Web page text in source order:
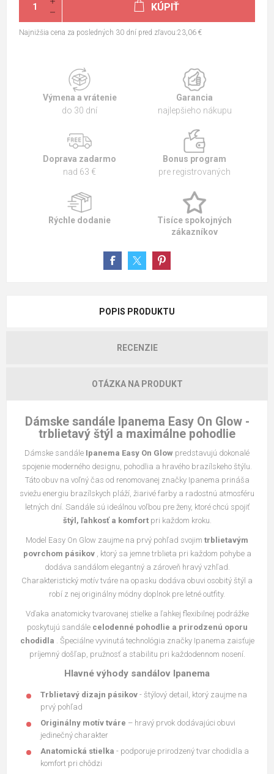
KÚPIŤ
Najnižšia cena za posledných 30 dní pred zľavou:23,06 €
Výmena a vrátenie
do 30 dní
Garancia
najlepšieho nákupu
Doprava zadarmo
nad 63 €
Bonus program
pre registrovaných
Rýchle dodanie
Tisíce spokojných
zákazníkov
POPIS PRODUKTU
RECENZIE
OTÁZKA NA PRODUKT
Dámske sandále Ipanema Easy On Glow -
trblietavý štýl a maximálne pohodlie
Dámske sandále Ipanema Easy On Glow predstavujú dokonalé
spojenie moderného designu, pohodlia a hravého brazílskeho štýlu.
Táto obuv na voľný čas od renomovanej značky Ipanema prináša
sviežu energiu brazílskych pláží, žiarivé farby a radostnú atmosféru
letných dní. Sandále sú ideálnou voľbou pre ženy, ktoré chcú spojiť
štýl, ľahkosť a komfortpri každom kroku.
Model Easy On Glow zaujme na prvý pohľad svojim trblietavým
povrchom pásikov, ktorý sa jemne trblieta pri každom pohybe a
dodáva sandálom elegantný a zároveň hravý vzhľad.
Charakteristický motív tváre na opasku dodáva obuvi osobitý štýl a
robí z nej originálny módny doplnok pre letné outfity.
Vďaka anatomicky tvarovanej stielke a ľahkej flexibilnej podrážke
poskytujú sandále celodenné pohodlie a prirodzenú oporu
chodidla . Špeciálne vyvinutá technológia značky Ipanema zaisťuje
príjemný došľap, pružnosť a stabilitu pri každodennom nosení.
Hlavné výhody sandálov Ipanema
Trblietavý dizajn pásikov - štýlový detail, ktorý zaujme na
prvý pohľad
Originálny motív tváre – hravý prvok dodávajúci obuvi
jedinečný charakter
Anatomická stielka - podporuje prirodzený tvar chodidla a
komfort pri chôdzi